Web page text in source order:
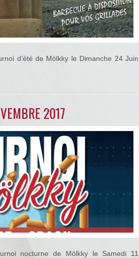
d’été de Mölkky le Dimanche 24 Juin
2017
nocturne de Mölkky le Samedi 11